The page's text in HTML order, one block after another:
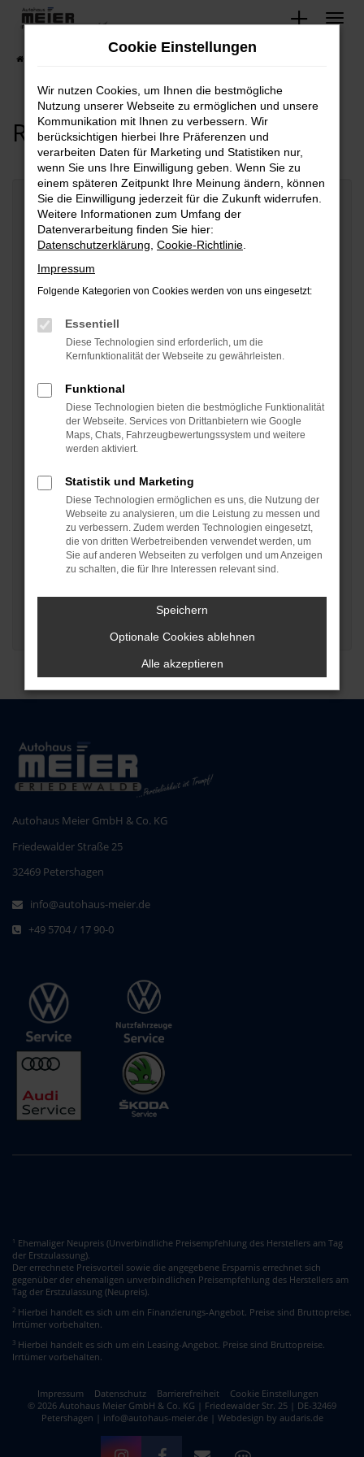
Zum
springen
Rückrufservice
Name*
Telefonnummer
E-Mail
Kennzeichen
Ihr Anliegen*
ABSENDEN
Autohaus Meier GmbH & Co. KG
Friedewalder Straße 25
32469 Petershagen
info@autohaus-meier.de
+49 5704 / 17 90-0
1 Ehemaliger Neupreis (Unverbindliche Preisempfehlung des Herstellers am Tag
der Erstzulassung).
Der errechnete Preisvorteil sowie die angegebene Ersparnis errechnet sich
gegenüber der ehemaligen unverbindlichen Preisempfehlung des Herstellers am
Tag der Erstzulassung (Neupreis).
2 Hierbei handelt es sich um ein Finanzierungs-Angebot. Preise sind Bruttopreise.
Irrtümer vorbehalten.
3 Hierbei handelt es sich um ein Leasing-Angebot. Preise sind Bruttopreise.
Irrtümer vorbehalten.
Impressum Datenschutz Barrierefreiheit
Cookie Einstellungen
© 2026 Autohaus Meier GmbH & Co. KG | Friedewalder Str. 25 | DE-32469
Petershagen | info@autohaus-meier.de | Webdesign by audaris.de
Cookie Einstellungen
Wir nutzen Cookies, um Ihnen die bestmögliche
Nutzung unserer Webseite zu ermöglichen und unsere
Kommunikation mit Ihnen zu verbessern. Wir
berücksichtigen hierbei Ihre Präferenzen und
verarbeiten Daten für Marketing und Statistiken nur,
wenn Sie uns Ihre Einwilligung geben. Wenn Sie zu
einem späteren Zeitpunkt Ihre Meinung ändern, können
Sie die Einwilligung jederzeit für die Zukunft widerrufen.
Weitere Informationen zum Umfang der
Datenverarbeitung finden Sie hier:
Datenschutzerklärung Cookie-Richtlinie
Impressum
Folgende Kategorien von Cookies werden von uns eingesetzt:
Essentiell
Diese Technologien sind erforderlich, um die
Kernfunktionalität der Webseite zu gewährleisten.
Funktional
Diese Technologien bieten die bestmögliche Funktionalität
der Webseite. Services von Drittanbietern wie Google
Maps, Chats, Fahrzeugbewertungssystem und weitere
werden aktiviert.
Statistik und Marketing
Diese Technologien ermöglichen es uns, die Nutzung der
Webseite zu analysieren, um die Leistung zu messen und
zu verbessern. Zudem werden Technologien eingesetzt,
die von dritten Werbetreibenden verwendet werden, um
Sie auf anderen Webseiten zu verfolgen und um Anzeigen
zu schalten, die für Ihre Interessen relevant sind.
Speichern
Optionale Cookies ablehnen
Alle akzeptieren